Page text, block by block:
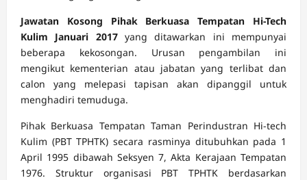
Jawatan Kosong Pihak Berkuasa Tempatan Hi-Tech
Kulim Januari 2017yang ditawarkan ini mempunyai
beberapa kekosongan. Urusan pengambilan ini
mengikut kementerian atau jabatan yang terlibat dan
calon yang melepasi tapisan akan dipanggil untuk
menghadiri temuduga.
Pihak Berkuasa Tempatan Taman Perindustran Hi-tech
Kulim (PBT TPHTK) secara rasminya ditubuhkan pada 1
April 1995 dibawah Seksyen 7, Akta Kerajaan Tempatan
1976. Struktur organisasi PBT TPHTK berdasarkan